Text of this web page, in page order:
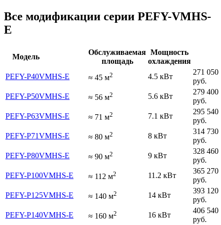
Все модификации серии PEFY-VMHS-
E
Модель
Обслуживаемая
площадь
Мощность
охлаждения
PEFY-P40VMHS-E
≈ 45 м2 4.5 кВт
271 050
руб.
PEFY-P50VMHS-E
≈ 56 м2 5.6 кВт
279 400
руб.
PEFY-P63VMHS-E
≈ 71 м2 7.1 кВт
295 540
руб.
PEFY-P71VMHS-E
≈ 80 м2 8 кВт
314 730
руб.
PEFY-P80VMHS-E
≈ 90 м2 9 кВт
328 460
руб.
PEFY-P100VMHS-E
≈ 112 м2 11.2 кВт
365 270
руб.
PEFY-P125VMHS-E
≈ 140 м2 14 кВт
393 120
руб.
PEFY-P140VMHS-E
≈ 160 м2 16 кВт
406 540
руб.